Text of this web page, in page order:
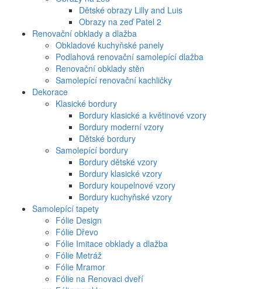
Dětské obrazy Lilly and Luis
Obrazy na zeď Patel 2
Renovační obklady a dlažba
Obkladové kuchyňské panely
Podlahová renovační samolepící dlažba
Renovační obklady stěn
Samolepící renovační kachličky
Dekorace
Klasické bordury
Bordury klasické a květinové vzory
Bordury moderní vzory
Dětské bordury
Samolepící bordury
Bordury dětské vzory
Bordury klasické vzory
Bordury koupelnové vzory
Bordury kuchyňské vzory
Samolepící tapety
Fólie Design
Fólie Dřevo
Fólie Imitace obklady a dlažba
Fólie Metráž
Fólie Mramor
Fólie na Renovaci dveří